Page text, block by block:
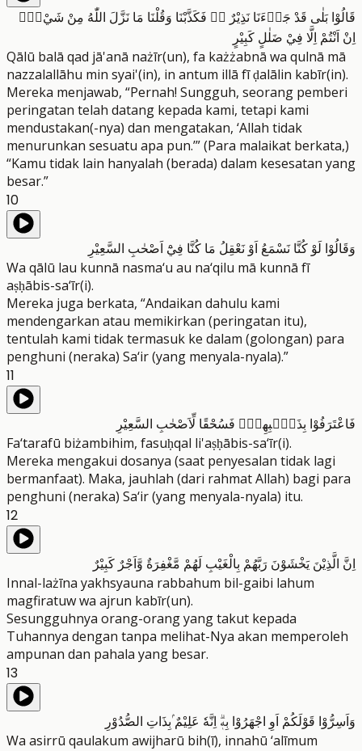
قَالُوْا بَلٰى قَدْ جَاۤءَنَا نَذِيْرٌ ەۙ فَكَذَّبْنَا وَقُلْنَا مَا نَزَّلَ اللّٰهُ مِنْ شَيْءٍۖ
اِنْ اَنْتُمْ اِلَّا فِيْ ضَلٰلٍ كَبِيْرٍ
Qālū balā qad jā'anā nażīr(un), fa każżabnā wa qulnā mā
nazzalallāhu min syai'(in), in antum illā fī ḍalālin kabīr(in).
Mereka menjawab, “Pernah! Sungguh, seorang pemberi
peringatan telah datang kepada kami, tetapi kami
mendustakan(-nya) dan mengatakan, ‘Allah tidak
menurunkan sesuatu apa pun.’” (Para malaikat berkata,)
“Kamu tidak lain hanyalah (berada) dalam kesesatan yang
besar.”
10
وَقَالُوْا لَوْ كُنَّا نَسْمَعُ اَوْ نَعْقِلُ مَا كُنَّا فِيْٓ اَصْحٰبِ السَّعِيْرِ
Wa qālū lau kunnā nasma‘u au na‘qilu mā kunnā fī
aṣḥābis-sa‘īr(i).
Mereka juga berkata, “Andaikan dahulu kami
mendengarkan atau memikirkan (peringatan itu),
tentulah kami tidak termasuk ke dalam (golongan) para
penghuni (neraka) Sa‘ir (yang menyala-nyala).”
11
فَاعْتَرَفُوْا بِذَنْۢبِهِمْۚ فَسُحْقًا لِّاَصْحٰبِ السَّعِيْرِ
Fa‘tarafū biżambihim, fasuḥqal li'aṣḥābis-sa‘īr(i).
Mereka mengakui dosanya (saat penyesalan tidak lagi
bermanfaat). Maka, jauhlah (dari rahmat Allah) bagi para
penghuni (neraka) Sa‘ir (yang menyala-nyala) itu.
12
اِنَّ الَّذِيْنَ يَخْشَوْنَ رَبَّهُمْ بِالْغَيْبِ لَهُمْ مَّغْفِرَةٌ وَّاَجْرٌ كَبِيْرٌ
Innal-lażīna yakhsyauna rabbahum bil-gaibi lahum
magfiratuw wa ajrun kabīr(un).
Sesungguhnya orang-orang yang takut kepada
Tuhannya dengan tanpa melihat-Nya akan memperoleh
ampunan dan pahala yang besar.
13
وَاَسِرُّوْا قَوْلَكُمْ اَوِ اجْهَرُوْا بِهٖۗ اِنَّهٗ عَلِيْمٌ ۢبِذَاتِ الصُّدُوْرِ
Wa asirrū qaulakum awijharū bih(ī), innahū ‘alīmum